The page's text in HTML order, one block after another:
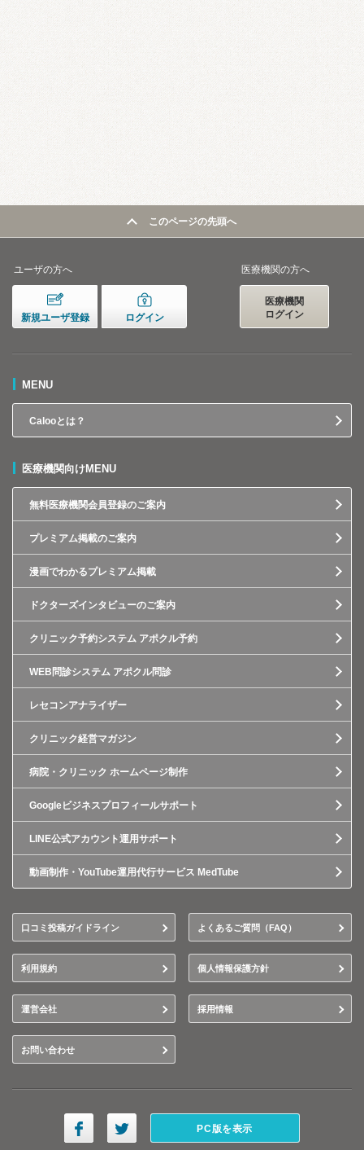
このページの先頭へ
ユーザの方へ
新規ユーザ登録 ログイン
医療機関の方へ
医療機関
ログイン
MENU
Calooとは？
医療機関向けMENU
無料医療機関会員登録のご案内
プレミアム掲載のご案内
漫画でわかるプレミアム掲載
ドクターズインタビューのご案内
クリニック予約システム アポクル予約
WEB問診システム アポクル問診
レセコンアナライザー
クリニック経営マガジン
病院・クリニック ホームページ制作
Googleビジネスプロフィールサポート
LINE公式アカウント運用サポート
動画制作・YouTube運用代行サービス MedTube
口コミ投稿ガイドライン よくあるご質問（FAQ）
利用規約 個人情報保護方針
運営会社 採用情報
お問い合わせ
PC版を表示